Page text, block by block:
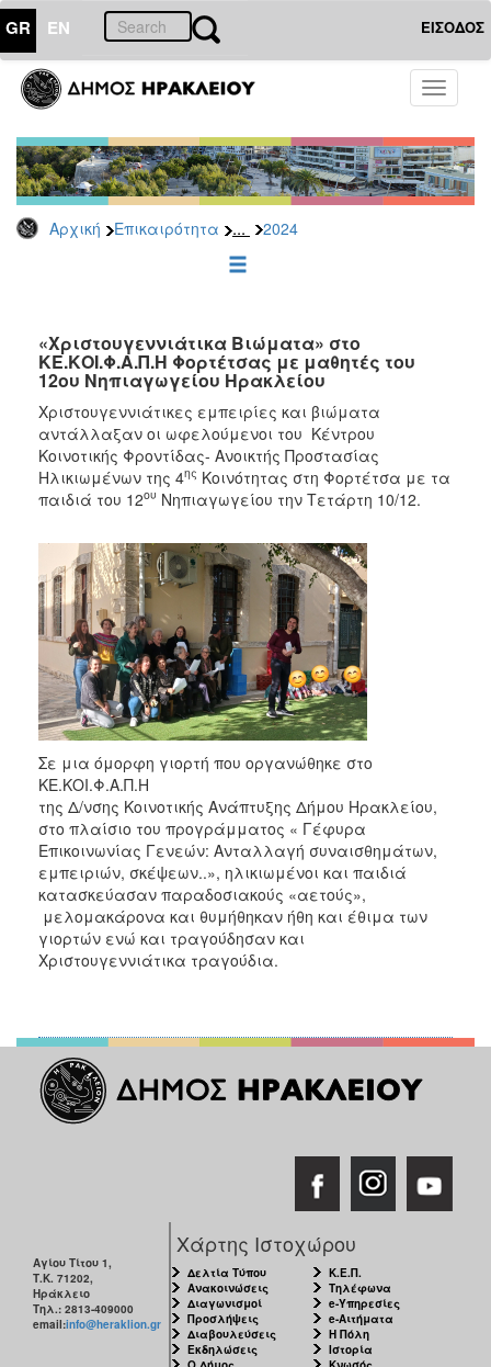
GR EN ΕΙΣΟΔΟΣ
Toggle
Αρχική Επικαιρότητα ... 2024
ΕΠΙΚΑΙΡΟΤΗΤΑ
Τύπου
Αρχείο
2026
2025
2022
2021
2020
2019
2018
2017
2016
2015
2013
2012
2011
2010
2006
ΔΗΜΟΤΗΣ
ΕΠΙΣΚΕΠΤΗΣ
ΗΡΑΚΛΕΙΟ
«Xριστουγεννιάτικα Βιώματα» στο
ΚΕ.ΚΟΙ.Φ.Α.Π.Η Φορτέτσας με μαθητές του
12ου Νηπιαγωγείου Ηρακλείου
Χριστουγεννιάτικες εμπειρίες και βιώματα
αντάλλαξαν οι ωφελούμενοι του Κέντρου
Κοινοτικής Φροντίδας- Ανοικτής Προστασίας
Ηλικιωμένων της 4ης Κοινότητας στη Φορτέτσα με τα
παιδιά του 12ου Νηπιαγωγείου την Τετάρτη 10/12.
Σε μια όμορφη γιορτή που οργανώθηκε στο
της Δ/νσης Κοινοτικής Ανάπτυξης Δήμου Ηρακλείου,
στο πλαίσιο του προγράμματος « Γέφυρα
Επικοινωνίας Γενεών: Ανταλλαγή συναισθημάτων,
εμπειριών, σκέψεων..», ηλικιωμένοι και παιδιά
κατασκεύασαν παραδοσιακούς «αετούς»,
μελομακάρονα και θυμήθηκαν ήθη και έθιμα των
γιορτών ενώ και τραγούδησαν και
Χριστουγεννιάτικα τραγούδια.
Αγίου Τίτου 1,
Τ.Κ. 71202,
Ηράκλειο
Τηλ.: 2813-409000
email:info@heraklion.gr
Χάρτης Ιστοχώρου
Δελτία Τύπου
Ανακοινώσεις
Διαγωνισμοί
Προσλήψεις
Διαβουλεύσεις
Εκδηλώσεις
Κ.Ε.Π.
Τηλέφωνα
e-Υπηρεσίες
e-Αιτήματα
Η Πόλη
Ιστορία